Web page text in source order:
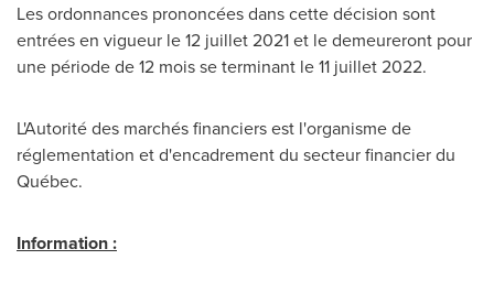
Les ordonnances prononcées dans cette décision sont
entrées en vigueur le 12 juillet2021 et le demeureront pour
une période de 12 mois se terminant le 11 juillet 2022.
L'Autorité des marchés financiers est l'organisme de
réglementation et d'encadrement du secteur financier du
Québec.
Information :